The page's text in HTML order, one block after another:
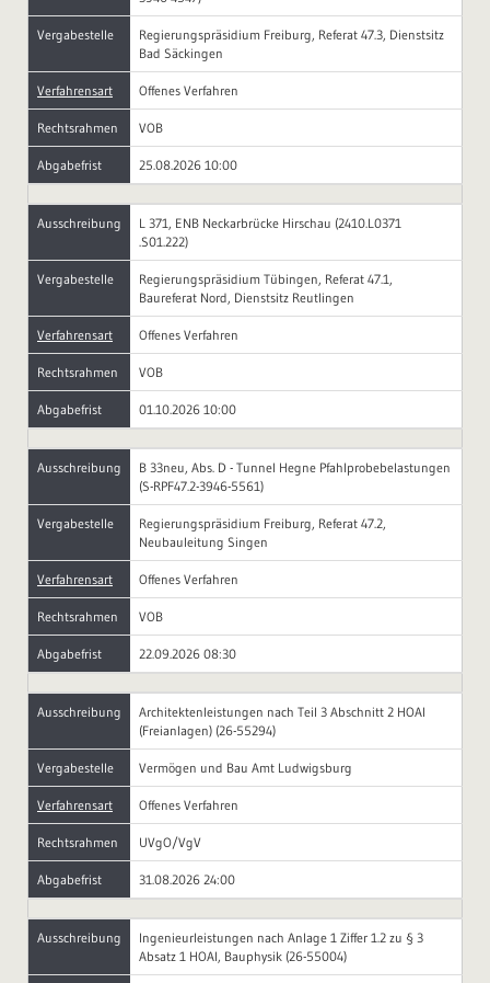
Vergabestelle
Regierungspräsidium Freiburg, Referat 47.3, Dienstsitz
Bad Säckingen
Verfahrensart Offenes Verfahren
Rechtsrahmen VOB
Abgabefrist 25.08.2026 10:00
Ausschreibung
L 371, ENB Neckarbrücke Hirschau (2410.L0371
.S01.222)
Vergabestelle
Regierungspräsidium Tübingen, Referat 47.1,
Baureferat Nord, Dienstsitz Reutlingen
Verfahrensart Offenes Verfahren
Rechtsrahmen VOB
Abgabefrist 01.10.2026 10:00
Ausschreibung
B 33neu, Abs. D - Tunnel Hegne Pfahlprobebelastungen
(S-RPF47.2-3946-5561)
Vergabestelle
Regierungspräsidium Freiburg, Referat 47.2,
Neubauleitung Singen
Verfahrensart Offenes Verfahren
Rechtsrahmen VOB
Abgabefrist 22.09.2026 08:30
Ausschreibung
Architektenleistungen nach Teil 3 Abschnitt 2 HOAI
(Freianlagen) (26-55294)
Vergabestelle Vermögen und Bau Amt Ludwigsburg
Verfahrensart Offenes Verfahren
Rechtsrahmen UVgO/VgV
Abgabefrist 31.08.2026 24:00
Ausschreibung
Ingenieurleistungen nach Anlage 1 Ziffer 1.2 zu § 3
Absatz 1 HOAI, Bauphysik (26-55004)